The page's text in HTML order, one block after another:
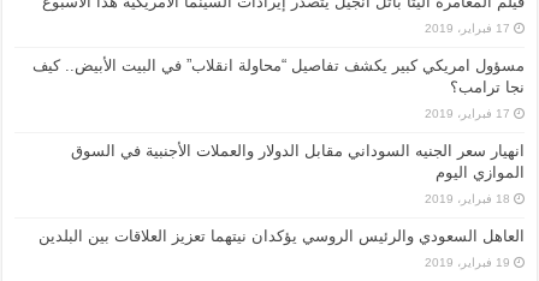
17 فبراير، 2019
مسؤول امريكي كبير يكشف تفاصيل “محاولة انقلاب” في البيت الأبيض.. كيف
نجا ترامب؟
17 فبراير، 2019
انهيار سعر الجنيه السوداني مقابل الدولار والعملات الأجنبية في السوق
الموازي اليوم
18 فبراير، 2019
العاهل السعودي والرئيس الروسي يؤكدان نيتهما تعزيز العلاقات بين البلدين
19 فبراير، 2019